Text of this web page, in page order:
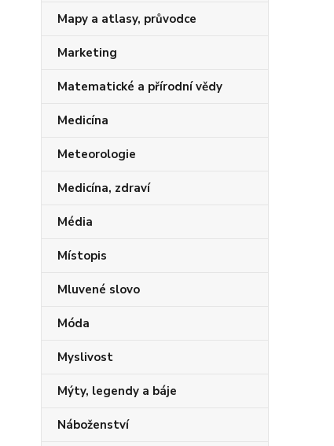
Mapy a atlasy, průvodce
Marketing
Matematické a přírodní vědy
Medicína
Meteorologie
Medicína, zdraví
Média
Místopis
Mluvené slovo
Móda
Myslivost
Mýty, legendy a báje
Náboženství